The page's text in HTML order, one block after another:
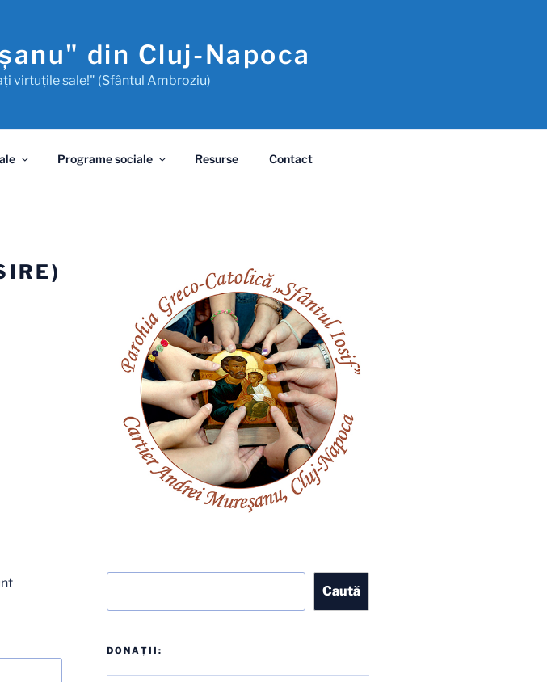
din Cluj-Napoca
virtuţile sale!" (Sfântul Ambroziu)
Programe sociale Resurse Contact
Caută
DONAȚII: